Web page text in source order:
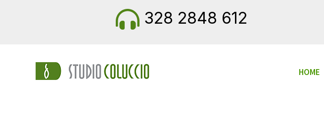
328 2848 612
HOME